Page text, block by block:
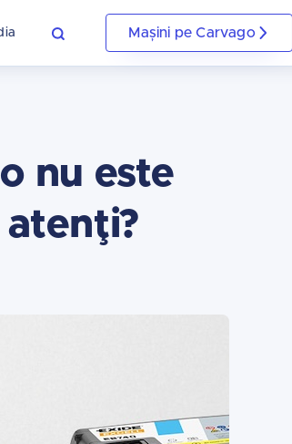
Mașini pe Carvago
nu este